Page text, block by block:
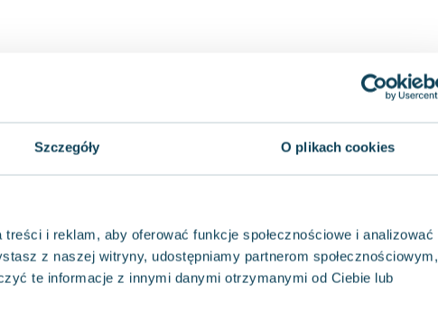
Szczegóły O plikach cookies
i reklam, aby oferować funkcje społecznościowe i analizować
z naszej witryny, udostępniamy partnerom społecznościowym,
te informacje z innymi danymi otrzymanymi od Ciebie lub